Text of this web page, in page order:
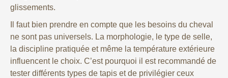
glissements.
Il faut bien prendre en compte que les besoins du cheval
ne sont pas universels. La morphologie, le type de selle,
la discipline pratiquée et même la température extérieure
influencent le choix. C’est pourquoi il est recommandé de
tester différents types de tapis et de privilégier ceux